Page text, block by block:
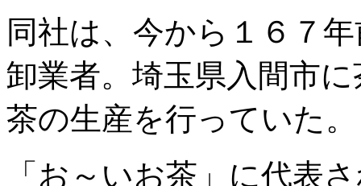
同社は、今から１６７
卸業者。埼玉県入間市
茶の生産を行っていた。
「お～いお茶」に代表